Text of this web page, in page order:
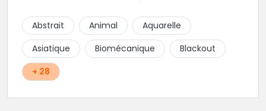
Abstrait
Animal
Aquarelle
Asiatique
Biomécanique
Blackout
+ 28